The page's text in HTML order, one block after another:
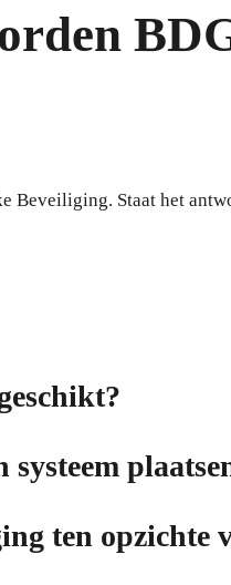
Staat het
ten opzichte